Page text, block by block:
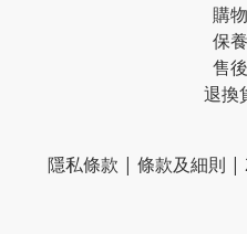
購
保
售
退換
隱私條款 | 條款及細則 |